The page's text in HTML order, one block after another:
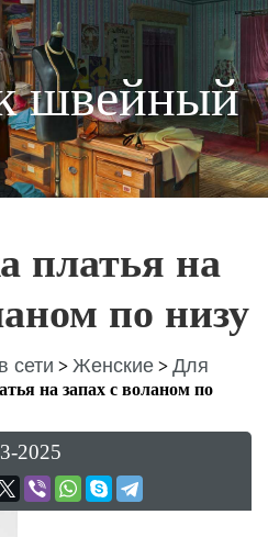
швейный
платья на
по низу
сети > Женские > Для
на запах с воланом по
2025